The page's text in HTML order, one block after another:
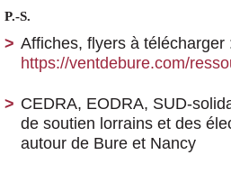
P.-S.
Affiches, flyers à télécharger
https://ventdebure.com/
CEDRA, EODRA, SUD-
de soutien lorrains et des
autour de Bure et Nancy